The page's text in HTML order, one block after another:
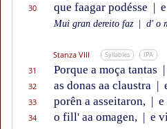
30 que faagar podésse |
Mui gran dereito faz d' o
Stanza VIII Syllables IPA
31 Porque a moça tantas |
32 as donas aa claustra |
33 porên a asseitaron, |
34 o fill' aa omagen, | e